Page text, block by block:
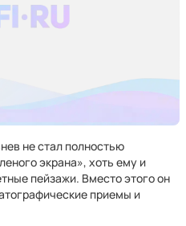
не стал полностью
экрана», хоть ему и
пейзажи. Вместо этого он
приемы и